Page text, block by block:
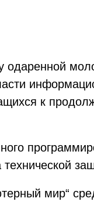
одаренной
к
технической
мир“